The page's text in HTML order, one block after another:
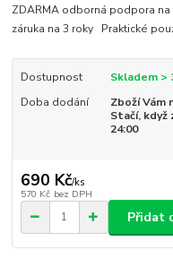
ZDARMA odborná podpora
záruka na 3 roky Praktické
Dostupnost
Skladem >
Doba dodání
Zboží Vám
Stačí,
24:00
690 Kč/ks
570 Kč bez DPH
Přidat